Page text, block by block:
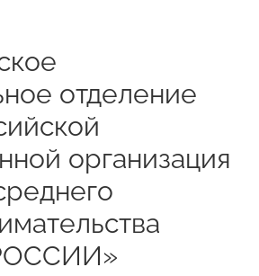
отделение
организация